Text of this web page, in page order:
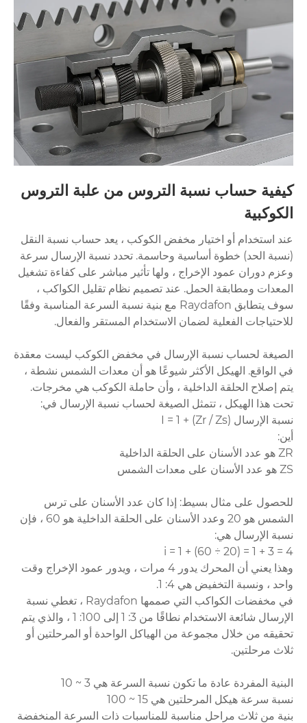
كيفية حساب نسبة التروس من علبة التروس
الكوكبية
عند استخدام أو اختيار مخفض الكوكب ، يعد حساب نسبة النقل
(نسبة الحد) خطوة أساسية وحاسمة. تحدد نسبة الإرسال سرعة
وعزم دوران عمود الإخراج ، ولها تأثير مباشر على كفاءة تشغيل
المعدات ومطابقة الحمل. عند تصميم نظام تقليل الكواكب ،
سوف يتطابق Raydafon مع بنية نسبة السرعة المناسبة وفقًا
للاحتياجات الفعلية لضمان الاستخدام المستقر والفعال.
الصيغة لحساب نسبة الإرسال في مخفض الكوكب ليست معقدة
في الواقع. الهيكل الأكثر شيوعًا هو أن معدات الشمس نشطة ،
يتم إصلاح الحلقة الداخلية ، وأن حاملة الكوكب هي مخرجات.
تحت هذا الهيكل ، تتمثل الصيغة لحساب نسبة الإرسال في:
نسبة الإرسال I = 1 + (Zr / Zs)
أين:
ZR هو عدد الأسنان على الحلقة الداخلية
ZS هو عدد الأسنان على معدات الشمس
للحصول على مثال بسيط: إذا كان عدد الأسنان على ترس
الشمس هو 20 وعدد الأسنان على الحلقة الداخلية هو 60 ، فإن
نسبة الإرسال هي:
i = 1 + (60 ÷ 20) = 1 + 3 = 4
وهذا يعني أن المحرك يدور 4 مرات ، ويدور عمود الإخراج وقت
واحد ، ونسبة التخفيض هي 4: 1.
في مخفضات الكواكب التي صممها Raydafon ، تغطي نسبة
الإرسال شائعة الاستخدام نطاقًا من 3: 1 إلى 100: 1 ، والذي يتم
تحقيقه من خلال مجموعة من الهياكل الواحدة أو المرحلتين أو
ثلاث مرحلتين.
البنية المفردة عادة ما تكون نسبة السرعة هي 3 ~ 10
نسبة سرعة هيكل المرحلتين هي 15 ~ 100
بنية من ثلاث مراحل مناسبة للمناسبات ذات السرعة المنخفضة